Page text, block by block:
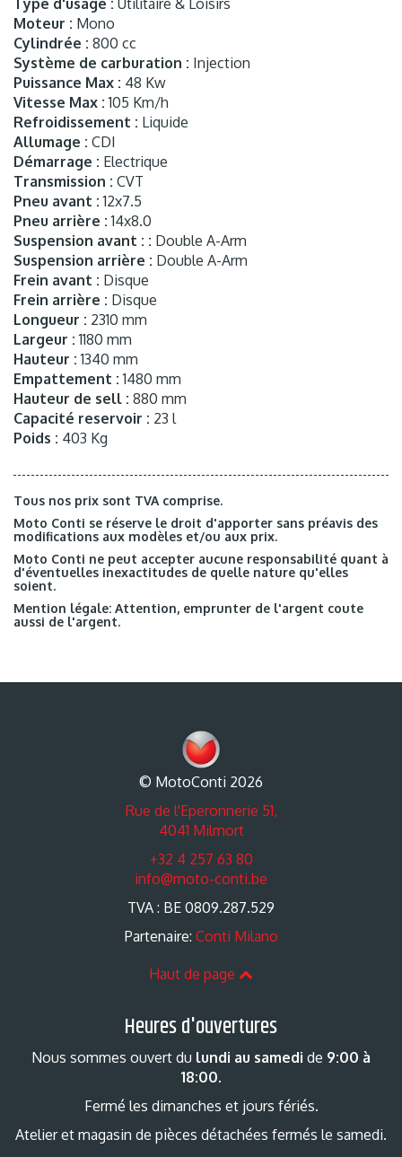
Moteur : Mono
Cylindrée : 800 cc
Système de carburation : Injection
Puissance Max : 48 Kw
Vitesse Max : 105 Km/h
Refroidissement : Liquide
Allumage : CDI
Démarrage : Electrique
Transmission : CVT
Pneu avant : 12x7.5
Pneu arrière : 14x8.0
Suspension avant : : Double A-Arm
Suspension arrière : Double A-Arm
Frein avant : Disque
Frein arrière : Disque
Longueur : 2310 mm
Largeur : 1180 mm
Hauteur : 1340 mm
Empattement : 1480 mm
Hauteur de sell : 880 mm
Capacité reservoir : 23 l
Poids : 403 Kg
Tous nos prix sont TVA comprise.
Moto Conti se réserve le droit d'apporter sans préavis des
modifications aux modèles et/ou aux prix.
Moto Conti ne peut accepter aucune responsabilité quant à
d'éventuelles inexactitudes de quelle nature qu'elles
soient.
Mention légale: Attention, emprunter de l'argent coute
aussi de l'argent.
© MotoConti 2026
Rue de l'Eperonnerie 51,
4041 Milmort
+32 4 257 63 80
info@moto-conti.be
TVA : BE 0809.287.529
Partenaire: Conti Milano
Haut de page
Heures d'ouvertures
Nous sommes ouvert du lundi au samedi de 9:00 à
18:00.
Fermé les dimanches et jours fériés.
Atelier et magasin de pièces détachées fermés le samedi.